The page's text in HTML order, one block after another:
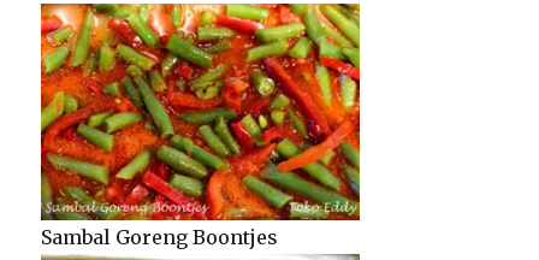
Sambal Goreng Boontjes